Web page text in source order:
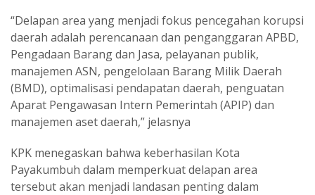
“Delapan area yang menjadi fokus pencegahan korupsi
daerah adalah perencanaan dan penganggaran APBD,
Pengadaan Barang dan Jasa, pelayanan publik,
manajemen ASN, pengelolaan Barang Milik Daerah
(BMD), optimalisasi pendapatan daerah, penguatan
Aparat Pengawasan Intern Pemerintah (APIP) dan
manajemen aset daerah,” jelasnya
KPK menegaskan bahwa keberhasilan Kota
Payakumbuh dalam memperkuat delapan area
tersebut akan menjadi landasan penting dalam